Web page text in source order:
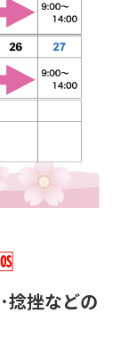
捻挫などの